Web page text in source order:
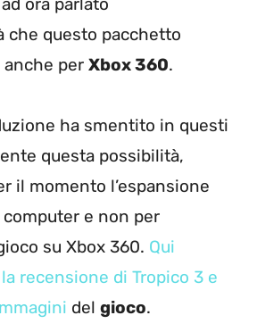
che questo pacchetto
per Xbox 360.
ha smentito in questi
questa possibilità,
il momento l’espansione
e non per
su Xbox 360. Qui
recensione di Tropico 3 e
del gioco.